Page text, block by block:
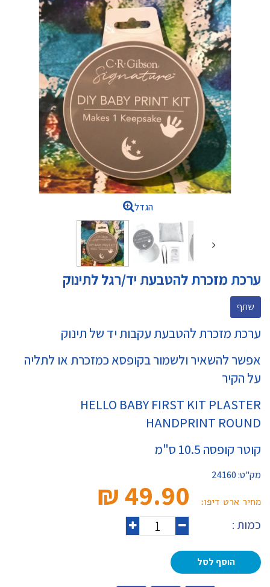
הגדל
ערכת מזכרת להטבעת יד/רגל לתינוק
שתף
ערכת מזכרת להטבעת עקבות יד של תינוק
אפשר להשאיר ולשמור בקופסא כמזכרת או לתליה
על הקיר
HELLO BABY FIRST KIT PLASTER
HANDPRINT ROUND
קוטר קופסה 10.5 ס"מ
מק"ט:24160
מחיר ארט דיפו: 49.90 ₪‎
כמות :
הוסף לסל